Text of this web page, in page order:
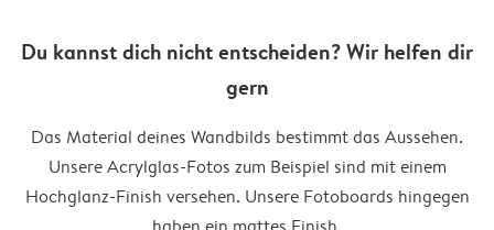
Du kannst dich nicht entscheiden? Wir helfen dir
gern
Das Material deines Wandbilds bestimmt das Aussehen.
Unsere Acrylglas-Fotos zum Beispiel sind mit einem
Hochglanz-Finish versehen. Unsere Fotoboards hingegen